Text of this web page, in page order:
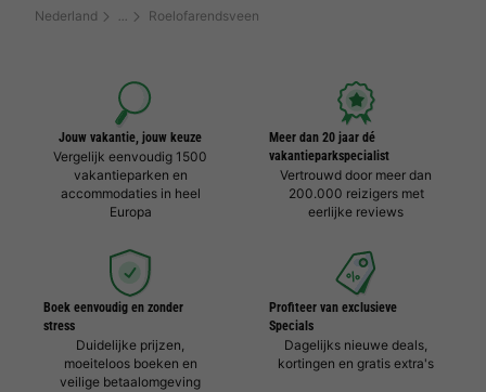
Nederland Roelofarendsveen
Jouw vakantie, jouw keuze
Vergelijk eenvoudig 1500
vakantieparken en
accommodaties in heel
Europa
Meer dan 20 jaar dé
vakantieparkspecialist
Vertrouwd door meer dan
200.000 reizigers met
eerlijke reviews
Boek eenvoudig en zonder
stress
Duidelijke prijzen,
moeiteloos boeken en
veilige betaalomgeving
Profiteer van exclusieve
Specials
Dagelijks nieuwe deals,
kortingen en gratis extra's